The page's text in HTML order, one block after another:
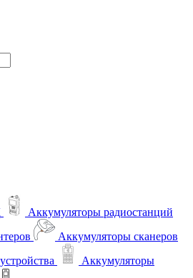
Аккумуляторы радиостанций
Аккумуляторы сканеров
Аккумуляторы